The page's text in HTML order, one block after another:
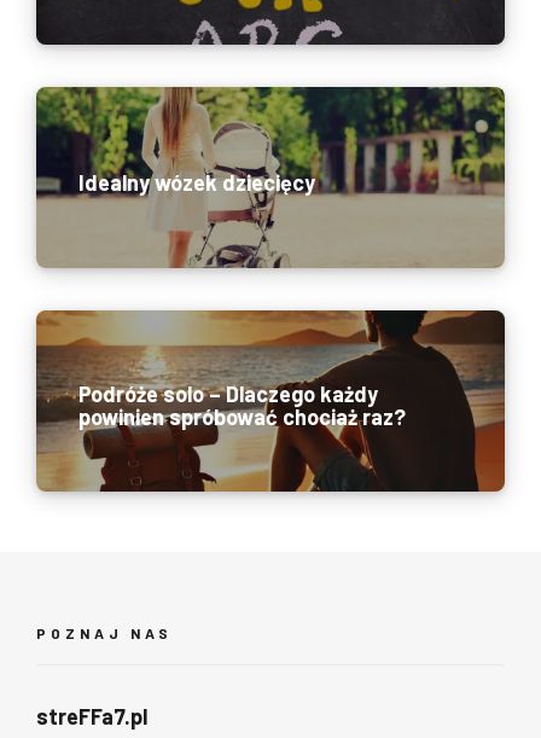
Idealny wózek dziecięcy
Podróże solo – Dlaczego każdy
powinien spróbować chociaż raz?
POZNAJ NAS
streFFa7.pl